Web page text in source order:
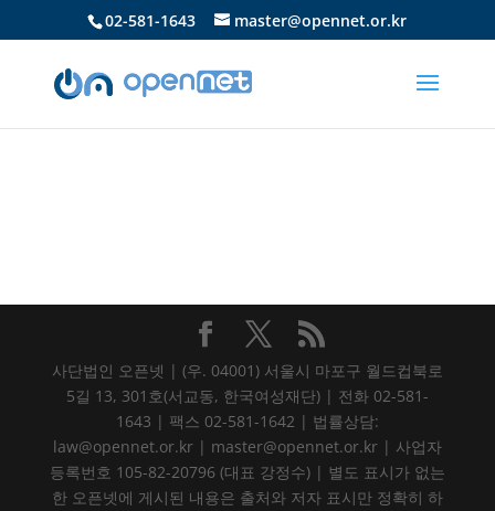
02-581-1643 master@opennet.or.kr
사단법인 오픈넷 | (우. 04001) 서울시 마포구 월드컵북로
5길 13, 301호(서교동, 한국여성재단) | 전화 02-581-
1643 | 팩스 02-581-1642 | 법률상담:
law@opennet.or.kr | master@opennet.or.kr | 사업자
등록번호 105-82-20796 (대표 강정수) | 별도 표시가 없는
한 오픈넷에 게시된 내용은 출처와 저자 표시만 정확히 하